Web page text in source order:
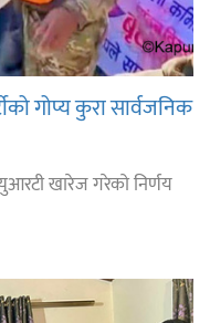
गोप्य कुरा सार्वजनिक
खारेज गरेको निर्णय